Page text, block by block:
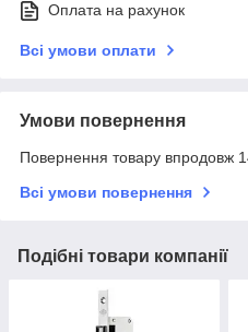
Оплата на рахунок
Всі умови оплати
Умови повернення
Повернення товару впродовж
Всі умови повернення
Подібні товари компанії